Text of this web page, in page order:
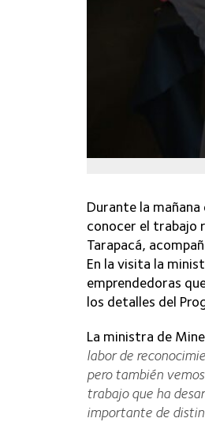
Durante la
conocer el trabajo
Tarapacá,
En la visita la
emprendedoras
los detalles del
La ministra de
labor de
pero también
trabajo que ha
importante de